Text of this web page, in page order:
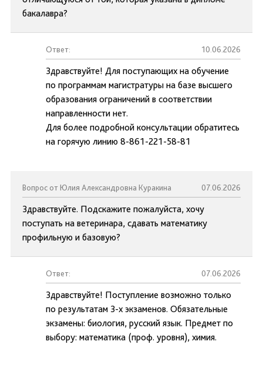
бакалавра?
Ответ: 10.06.2026
Здравствуйте! Для поступающих на обучение
по программам магистратуры на базе высшего
образования ограничений в соответствии
направленности нет.
Для более подробной консультации обратитесь
на горячую линию 8-861-221-58-81
Вопрос от Юлия Александровна Куракина 07.06.2026
Здравствуйте. Подскажите пожалуйста, хочу
поступать на ветеринара, сдавать математику
профильную и базовую?
Ответ: 07.06.2026
Здравствуйте! Поступление возможно только
по результатам 3-х экзаменов. Обязательные
экзамены: биология, русский язык. Предмет по
выбору: математика (проф. уровня), химия.